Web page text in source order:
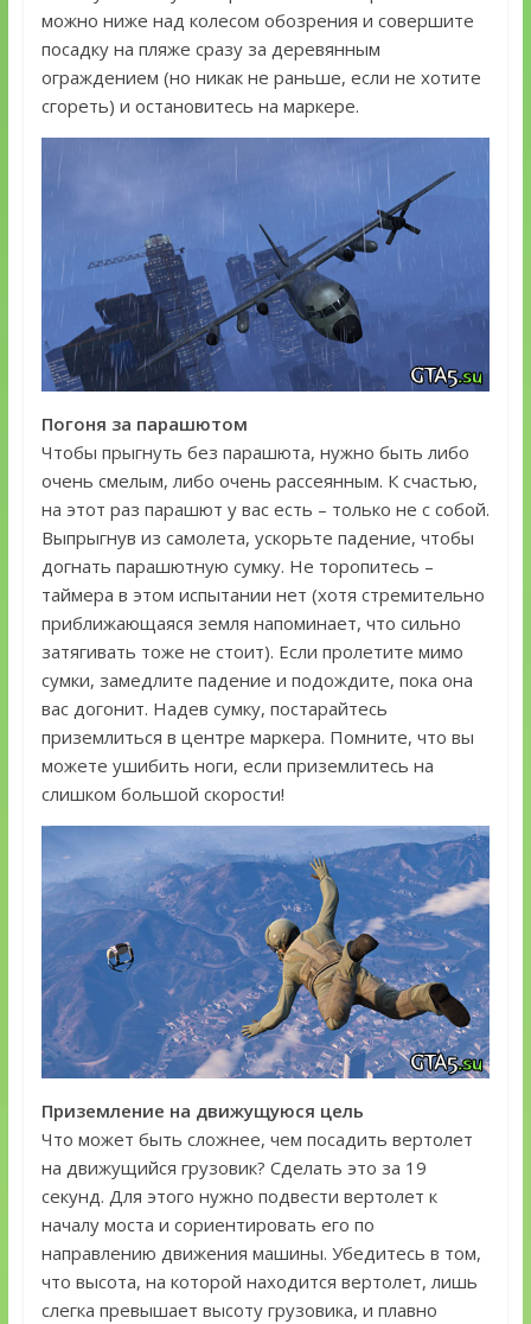
можно ниже над колесом обозрения и совершите
посадку на пляже сразу за деревянным
ограждением (но никак не раньше, если не хотите
сгореть) и остановитесь на маркере.
Погоня за парашютом
Чтобы прыгнуть без парашюта, нужно быть либо
очень смелым, либо очень рассеянным. К счастью,
на этот раз парашют у вас есть – только не с собой.
Выпрыгнув из самолета, ускорьте падение, чтобы
догнать парашютную сумку. Не торопитесь –
таймера в этом испытании нет (хотя стремительно
приближающаяся земля напоминает, что сильно
затягивать тоже не стоит). Если пролетите мимо
сумки, замедлите падение и подождите, пока она
вас догонит. Надев сумку, постарайтесь
приземлиться в центре маркера. Помните, что вы
можете ушибить ноги, если приземлитесь на
слишком большой скорости!
Приземление на движущуюся цель
Что может быть сложнее, чем посадить вертолет
на движущийся грузовик? Сделать это за 19
секунд. Для этого нужно подвести вертолет к
началу моста и сориентировать его по
направлению движения машины. Убедитесь в том,
что высота, на которой находится вертолет, лишь
слегка превышает высоту грузовика, и плавно